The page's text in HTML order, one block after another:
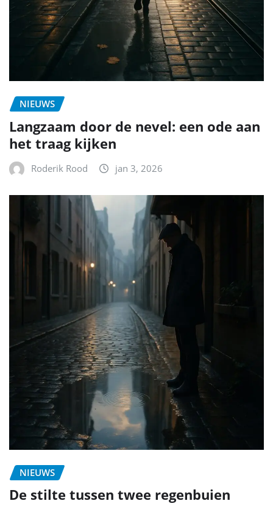
NIEUWS
Langzaam door de nevel: een ode aan
het traag kijken
Roderik Rood jan 3, 2026
NIEUWS
De stilte tussen twee regenbuien